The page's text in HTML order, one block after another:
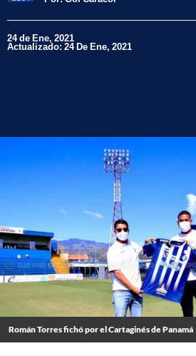
24 de Ene, 2021
Actualizado: 24 De Ene, 2021
Román Torres fichó por el Cartaginés de Panamá